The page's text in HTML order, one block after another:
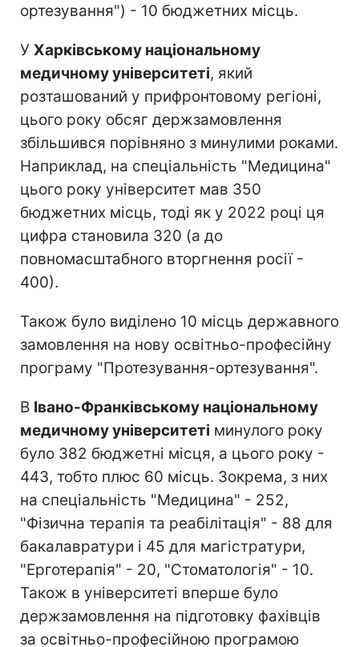
ортезування") - 10 бюджетних місць.
У Харківському національному
медичному університеті, який
розташований у прифронтовому регіоні,
цього року обсяг держзамовлення
збільшився порівняно з минулими роками.
Наприклад, на спеціальність "Медицина"
цього року університет мав 350
бюджетних місць, тоді як у 2022 році ця
цифра становила 320 (а до
повномасштабного вторгнення росії -
400).
Також було виділено 10 місць державного
замовлення на нову освітньо-професійну
програму "Протезування-ортезування".
В Івано-Франківському національному
медичному університеті минулого року
було 382 бюджетні місця, а цього року -
443, тобто плюс 60 місць. Зокрема, з них
на спеціальність "Медицина" - 252,
"Фізична терапія та реабілітація" - 88 для
бакалавратури і 45 для магістратури,
"Ерготерапія" - 20, "Стоматологія" - 10.
Також в університеті вперше було
держзамовлення на підготовку фахівців
за освітньо-професійною програмою